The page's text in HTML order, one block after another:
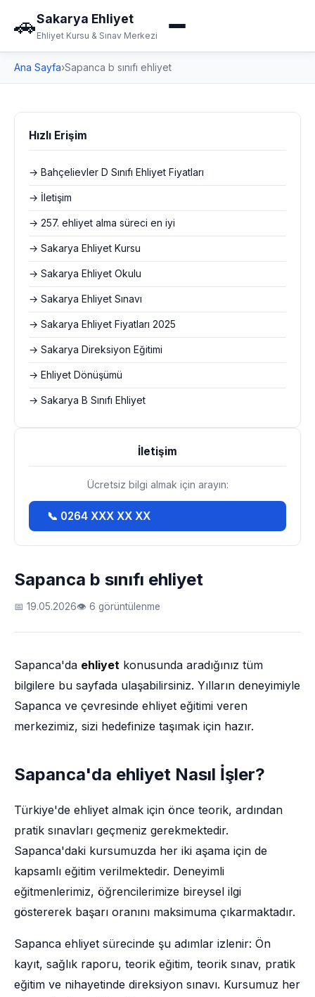
🚗Sakarya Ehliyet
Ehliyet Kursu & Sınav Merkezi
Ana Sayfa›Sapanca b sınıfı ehliyet
Sapanca b sınıfı ehliyet
📅 19.05.2026👁 6 görüntülenme
Sapanca'da ehliyet konusunda aradığınız tüm
bilgilere bu sayfada ulaşabilirsiniz. Yılların deneyimiyle
Sapanca ve çevresinde ehliyet eğitimi veren
merkezimiz, sizi hedefinize taşımak için hazır.
Sapanca'da ehliyet Nasıl İşler?
Türkiye'de ehliyet almak için önce teorik, ardından
pratik sınavları geçmeniz gerekmektedir.
Sapanca'daki kursumuzda her iki aşama için de
kapsamlı eğitim verilmektedir. Deneyimli
eğitmenlerimiz, öğrencilerimize bireysel ilgi
göstererek başarı oranını maksimuma çıkarmaktadır.
Sapanca ehliyet sürecinde şu adımlar izlenir: Ön
kayıt, sağlık raporu, teorik eğitim, teorik sınav, pratik
eğitim ve nihayetinde direksiyon sınavı. Kursumuz her
Hızlı Erişim
→ Bahçelievler D Sınıfı Ehliyet Fiyatları
→ İletişim
→ 257. ehliyet alma süreci en iyi
→ Sakarya Ehliyet Kursu
→ Sakarya Ehliyet Okulu
→ Sakarya Ehliyet Sınavı
→ Sakarya Ehliyet Fiyatları 2025
→ Sakarya Direksiyon Eğitimi
→ Ehliyet Dönüşümü
→ Sakarya B Sınıfı Ehliyet
İletişim
Ücretsiz bilgi almak için arayın:
📞 0264 XXX XX XX